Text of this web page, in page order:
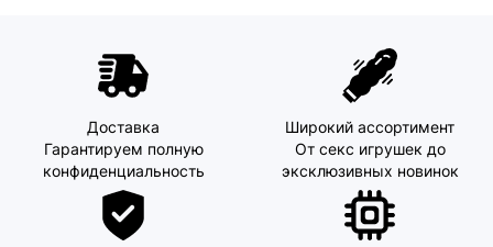
Доставка
Гарантируем полную
конфиденциальность
Широкий ассортимент
От секс игрушек до
эксклюзивных новинок